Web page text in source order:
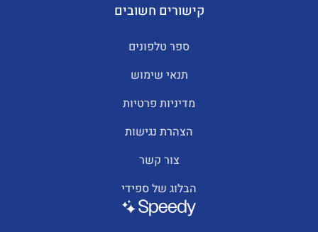
קישורים חשובים
ספר טלפונים
תנאי שימוש
מדיניות פרטיות
הצהרת נגישות
צור קשר
הבלוג של ספידי